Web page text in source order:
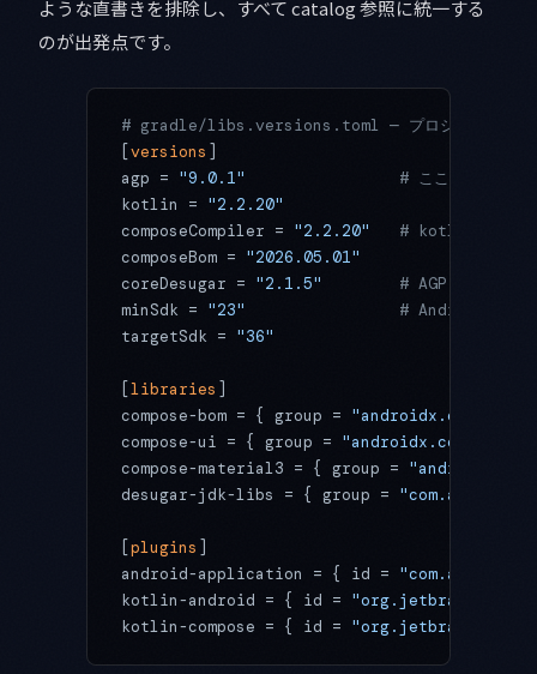
ような直書きを排除し、すべて catalog 参照に統一する
のが出発点です。
# gradle/libs.versions.toml — プロジェクトで唯一
[versions ]
agp = "9.0.1"
# ここで止める。
kotlin = "2.2.20"
composeCompiler = "2.2.20"
# kotlin と一致
composeBom = "2026.05.01"
coreDesugar = "2.1.5"
# AGP メジャー更
minSdk = "23"
# Android 6.0。
targetSdk = "36"
[libraries ]
compose-bom = { group = "androidx.compose"
compose-ui = { group =
compose-material3 = { group =
desugar-jdk-libs = { group =
[plugins ]
android-application = { id =
kotlin-android = { id =
kotlin-compose = { id =